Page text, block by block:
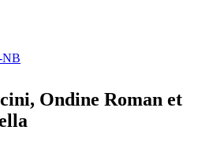
Ondine Roman et